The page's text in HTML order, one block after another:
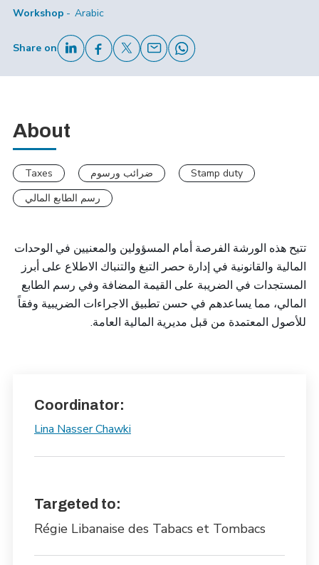
Workshop Arabic
Share on
About
Taxes ضرائب ورسوم
Stamp duty
رسم الطابع المالي
تتيح هذه الورشة الفرصة أمام المسؤولين والمعنيين في الوحدات
المالية والقانونية في إدارة حصر التبغ والتنباك الاطلاع على أبرز
المستجدات في الضريبة على القيمة المضافة وفي رسم الطابع
المالي، مما يساعدهم في حسن تطبيق الاجراءات الضريبية وفقاً
للأصول المعتمدة من قبل مديرية المالية العامة.
Coordinator:
Lina Nasser Chawki
Targeted to:
Régie Libanaise des Tabacs et Tombacs